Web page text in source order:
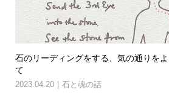
石のリーディングをする、気の通りを
て
2023.04.20 石と魂の話